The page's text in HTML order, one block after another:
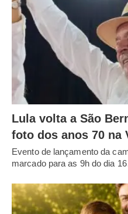
Lula volta a São
foto dos anos 70 na
Evento de lançamento da
marcado para as 9h do dia